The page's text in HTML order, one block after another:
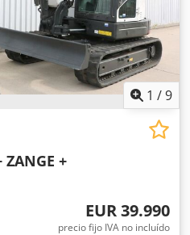
Aarof
1 /9
ZANGE +
EUR 39.990
precio fijo IVA no incluído